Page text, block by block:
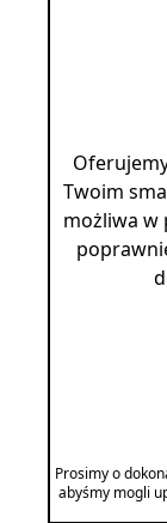
Twoim
możliwa w
Prosimy o
abyśmy mogli